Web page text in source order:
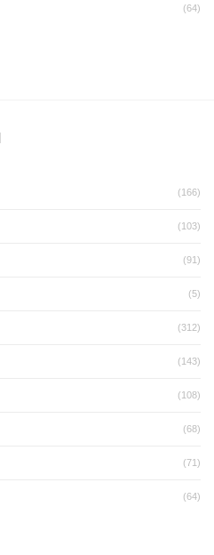
(64)
(166)
(103)
(91)
(5)
(312)
(143)
(108)
(68)
(71)
(64)